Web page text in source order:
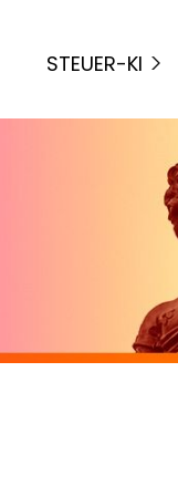
STEUER-KI